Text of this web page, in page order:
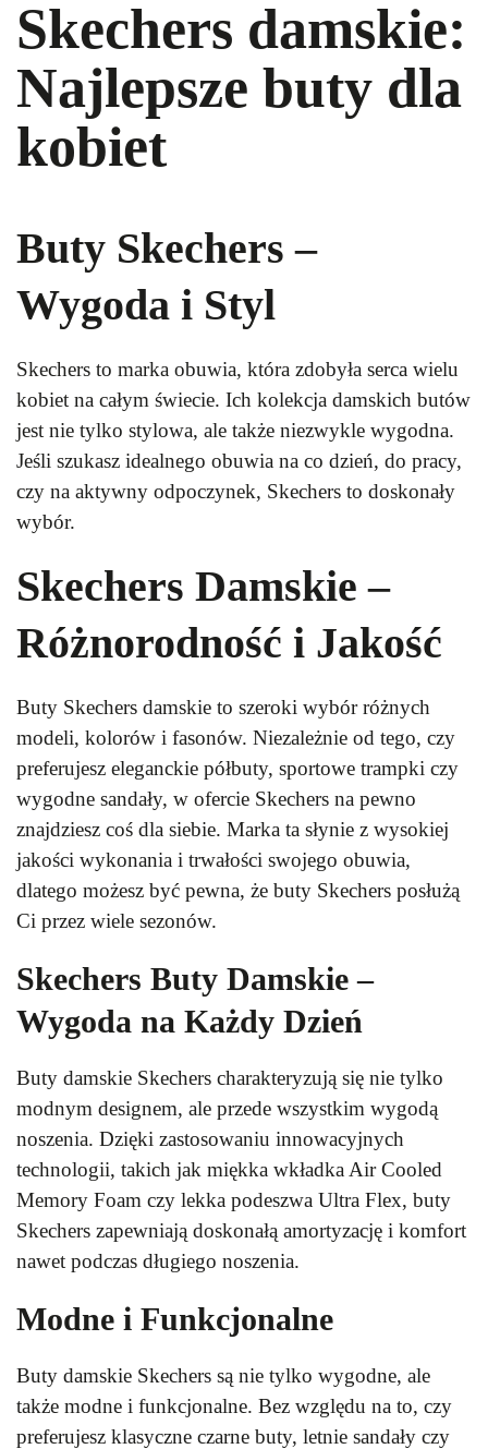
Skechers damskie:
Najlepsze buty dla
kobiet
Buty Skechers –
Wygoda i Styl
Skechers to marka obuwia, która zdobyła serca wielu
kobiet na całym świecie. Ich kolekcja damskich butów
jest nie tylko stylowa, ale także niezwykle wygodna.
Jeśli szukasz idealnego obuwia na co dzień, do pracy,
czy na aktywny odpoczynek, Skechers to doskonały
wybór.
Skechers Damskie –
Różnorodność i Jakość
Buty Skechers damskie to szeroki wybór różnych
modeli, kolorów i fasonów. Niezależnie od tego, czy
preferujesz eleganckie półbuty, sportowe trampki czy
wygodne sandały, w ofercie Skechers na pewno
znajdziesz coś dla siebie. Marka ta słynie z wysokiej
jakości wykonania i trwałości swojego obuwia,
dlatego możesz być pewna, że buty Skechers posłużą
Ci przez wiele sezonów.
Skechers Buty Damskie –
Wygoda na Każdy Dzień
Buty damskie Skechers charakteryzują się nie tylko
modnym designem, ale przede wszystkim wygodą
noszenia. Dzięki zastosowaniu innowacyjnych
technologii, takich jak miękka wkładka Air Cooled
Memory Foam czy lekka podeszwa Ultra Flex, buty
Skechers zapewniają doskonałą amortyzację i komfort
nawet podczas długiego noszenia.
Modne i Funkcjonalne
Buty damskie Skechers są nie tylko wygodne, ale
także modne i funkcjonalne. Bez względu na to, czy
preferujesz klasyczne czarne buty, letnie sandały czy